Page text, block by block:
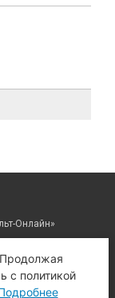
с политикой
Онлайн»
ссылкой на